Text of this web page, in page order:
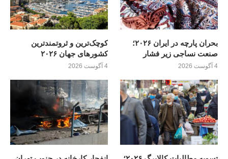
بحران پارچه در ایران ۲۰۲۶؛
صنعت نساجی زیر فشار
4 آگوست 2026
کوچک‌ترین و ثروتمندترین
کشورهای جهان ۲۰۲۶
4 آگوست 2026